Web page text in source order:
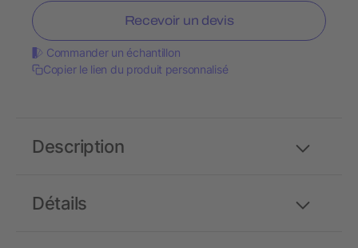
Recevoir un devis
Commander un échantillon
Copier le lien du produit personnalisé
Détails
Description